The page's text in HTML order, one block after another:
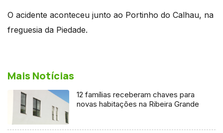
O acidente aconteceu junto ao Portinho do Calhau, na
freguesia da Piedade.
Mais Notícias
12 famílias receberam chaves para
novas habitações na Ribeira Grande